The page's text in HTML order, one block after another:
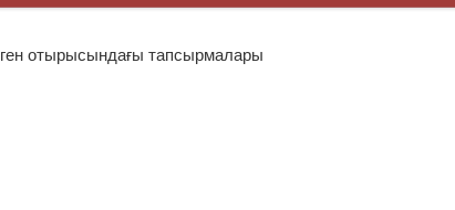
отырысындағы тапсырмалары